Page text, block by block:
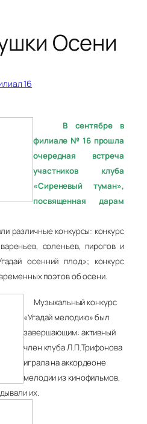
Осени
16
В сентябре в
филиале № 16 прошла
очередная
встреча
участников клуба
«Сиреневый туман»,
посвященная дарам
различные конкурсы: конкурс
соленьев, пирогов и
осенний плод»; конкурс
поэтов об осени.
Музыкальный конкурс
«Угадай мелодию» был
завершающим: активный
член клуба Л.П.Трифонова
играла на аккордеоне
мелодии из кинофильмов,
их.